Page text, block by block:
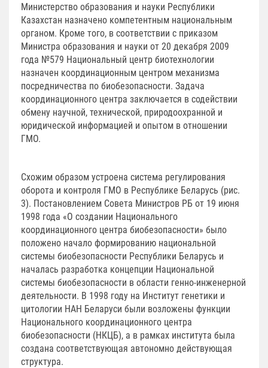
Министерство образования и науки Республики
Казахстан назначено компетентным национальным
органом. Кроме того, в соответствии с приказом
Министра образования и науки от 20 декабря 2009
года №579 Национальный центр биотехнологии
назначен координационным центром механизма
посредничества по биобезопасности. Задача
координационного центра заключается в содействии
обмену научной, технической, природоохранной и
юридической информацией и опытом в отношении
ГМО.
Схожим образом устроена система регулирования
оборота и контроля ГМО в Республике Беларусь (рис.
3). Постановлением Совета Министров РБ от 19 июня
1998 года «О создании Национального
координационного центра биобезопасности» было
положено начало формированию национальной
системы биобезопасности Республики Беларусь и
началась разработка концепции Национальной
системы биобезопасности в области генно-инженерной
деятельности. В 1998 году на Институт генетики и
цитологии НАН Беларуси были возложены функции
Национального координационного центра
биобезопасности (НКЦБ), а в рамках института была
создана соответствующая автономно действующая
структура.